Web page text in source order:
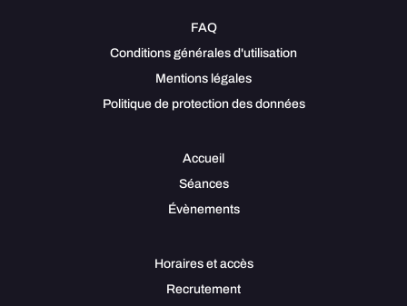
FAQ
Conditions générales d'utilisation
Mentions légales
Politique de protection des données
Accueil
Séances
Évènements
Horaires et accès
Recrutement